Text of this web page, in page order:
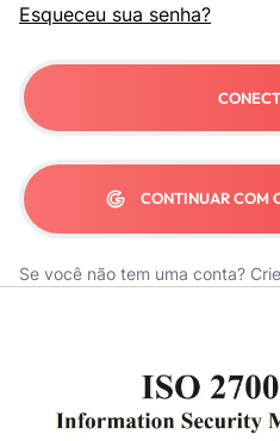
Esqueceu sua senha?
CONTINUAR COM
Se você não tem uma conta?